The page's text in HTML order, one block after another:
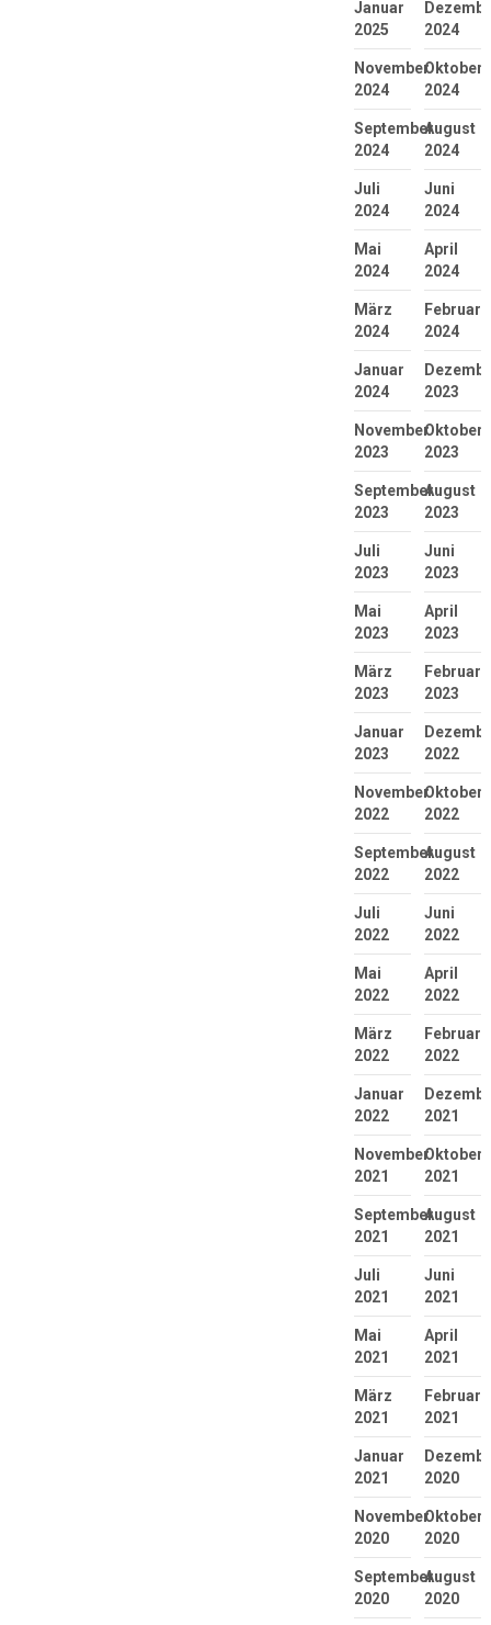
Januar
2025
2024
November
2024
Oktober
2024
September
2024
August
2024
Juli
2024
Juni
2024
Mai
2024
April
2024
März
2024
Februar
2024
Januar
2024
2023
November
2023
Oktober
2023
September
2023
August
2023
Juli
2023
Juni
2023
Mai
2023
April
2023
März
2023
Februar
2023
Januar
2023
2022
November
2022
Oktober
2022
September
2022
August
2022
Juli
2022
Juni
2022
Mai
2022
April
2022
März
2022
Februar
2022
Januar
2022
2021
November
2021
Oktober
2021
September
2021
August
2021
Juli
2021
Juni
2021
Mai
2021
April
2021
März
2021
Februar
2021
Januar
2021
2020
November
2020
Oktober
2020
September
2020
August
2020